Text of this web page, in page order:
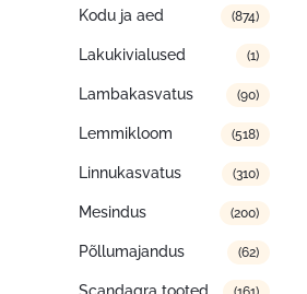
Kodu ja aed (874)
Lakukivialused (1)
Lambakasvatus (90)
Lemmikloom (518)
Linnukasvatus (310)
Mesindus (200)
Põllumajandus (62)